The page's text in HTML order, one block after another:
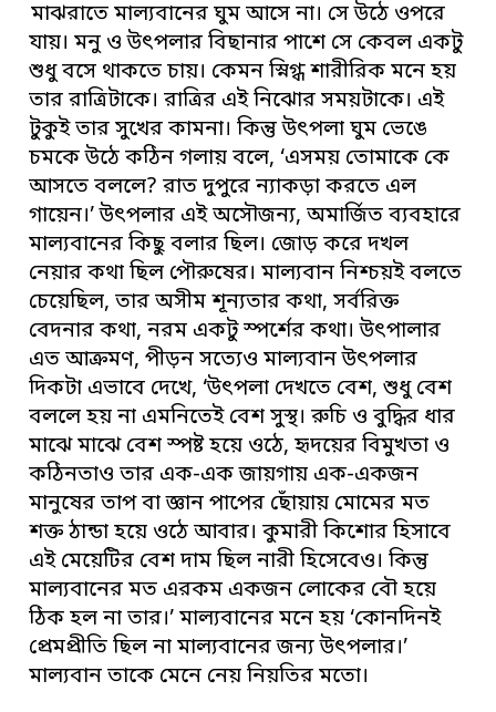
মাঝরাতে মাল্যবানের ঘুম আসে না। সে উঠে ওপরে
যায়। মনু ও উৎপলার বিছানার পাশে সে কেবল একটু
শুধু বসে থাকতে চায়। কেমন স্নিগ্ধ শারীরিক মনে হয়
তার রাত্রিটাকে। রাত্রির এই নিঝোর সময়টাকে। এই
টুকুই তার সুখের কামনা। কিন্তু উৎপলা ঘুম ভেঙে
চমকে উঠে কঠিন গলায় বলে, ‘এসময় তোমাকে কে
আসতে বললে? রাত দুপুরে ন্যাকড়া করতে এল
গায়েন।’ উৎপলার এই অসৌজন্য, অমার্জিত ব্যবহারে
মাল্যবানের কিছু বলার ছিল। জোড় করে দখল
নেয়ার কথা ছিল পৌরুষের। মাল্যবান নিশ্চয়ই বলতে
চেয়েছিল, তার অসীম শূন্যতার কথা, সর্বরিক্ত
বেদনার কথা, নরম একটু স্পর্শের কথা। উৎপালার
এত আক্রমণ, পীড়ন সত্যেও মাল্যবান উৎপলার
দিকটা এভাবে দেখে, ‘উৎপলা দেখতে বেশ, শুধু বেশ
বললে হয় না এমনিতেই বেশ সুস্থ। রুচি ও বুদ্ধির ধার
মাঝে মাঝে বেশ স্পষ্ট হয়ে ওঠে, হৃদয়ের বিমুখতা ও
কঠিনতাও তার এক-এক জায়গায় এক-একজন
মানুষের তাপ বা জ্ঞান পাপের ছোঁয়ায় মোমের মত
শক্ত ঠান্ডা হয়ে ওঠে আবার। কুমারী কিশোর হিসাবে
এই মেয়েটির বেশ দাম ছিল নারী হিসেবেও। কিন্তু
মাল্যবানের মত এরকম একজন লোকের বৌ হয়ে
ঠিক হল না তার।’ মাল্যবানের মনে হয় ‘কোনদিনই
প্রেমপ্রীতি ছিল না মাল্যবানের জন্য উৎপলার।’
মাল্যবান তাকে মেনে নেয় নিয়তির মতো।